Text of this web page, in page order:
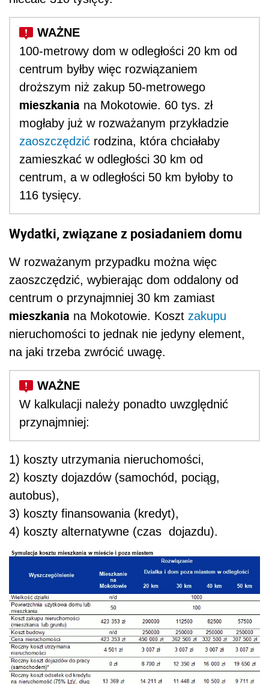
100-metrowy dom w odległości 20 km od
centrum byłby więc rozwiązaniem
droższym niż zakup 50-metrowego
mieszkania na Mokotowie. 60 tys. zł
mogłaby już w rozważanym przykładzie
zaoszczędzić rodzina, która chciałaby
zamieszkać w odległości 30 km od
centrum, a w odległości 50 km byłoby to
116 tysięcy.
Wydatki, związane z posiadaniem domu
W rozważanym przypadku można więc
zaoszczędzić, wybierając dom oddalony od
centrum o przynajmniej 30 km zamiast
mieszkania na Mokotowie. Koszt zakupu
nieruchomości to jednak nie jedyny element,
na jaki trzeba zwrócić uwagę.
W kalkulacji należy ponadto uwzględnić
przynajmniej:
1) koszty utrzymania nieruchomości,
2) koszty dojazdów (samochód, pociąg,
autobus),
3) koszty finansowania (kredyt),
4) koszty alternatywne (czas dojazdu).